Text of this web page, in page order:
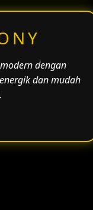
dengan
dan mudah